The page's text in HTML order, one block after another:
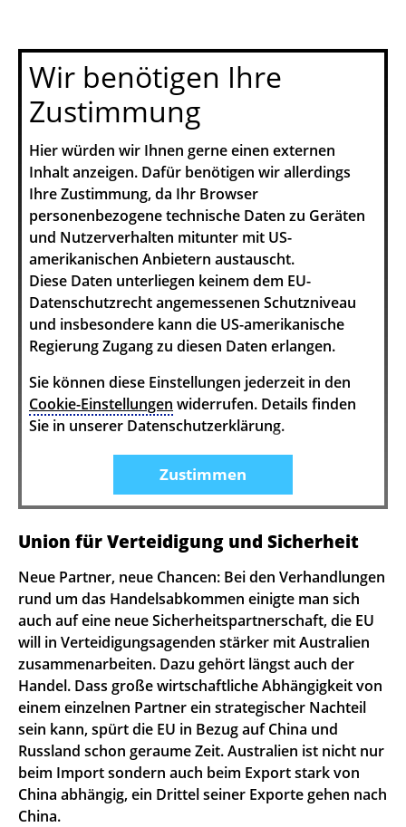
Wir benötigen Ihre
Zustimmung
Hier würden wir Ihnen gerne einen externen
Inhalt anzeigen. Dafür benötigen wir allerdings
Ihre Zustimmung, da Ihr Browser
personenbezogene technische Daten zu Geräten
und Nutzerverhalten mitunter mit US-
amerikanischen Anbietern austauscht.
Diese Daten unterliegen keinem dem EU-
Datenschutzrecht angemessenen Schutzniveau
und insbesondere kann die US-amerikanische
Regierung Zugang zu diesen Daten erlangen.
Sie können diese Einstellungen jederzeit in den
Cookie-Einstellungen widerrufen. Details finden
Sie in unserer Datenschutzerklärung.
Zustimmen
Union für Verteidigung und Sicherheit
Neue Partner, neue Chancen: Bei den Verhandlungen
rund um das Handelsabkommen einigte man sich
auch auf eine neue Sicherheitspartnerschaft, die EU
will in Verteidigungsagenden stärker mit Australien
zusammenarbeiten. Dazu gehört längst auch der
Handel. Dass große wirtschaftliche Abhängigkeit von
einem einzelnen Partner ein strategischer Nachteil
sein kann, spürt die EU in Bezug auf China und
Russland schon geraume Zeit. Australien ist nicht nur
beim Import sondern auch beim Export stark von
China abhängig, ein Drittel seiner Exporte gehen nach
China.